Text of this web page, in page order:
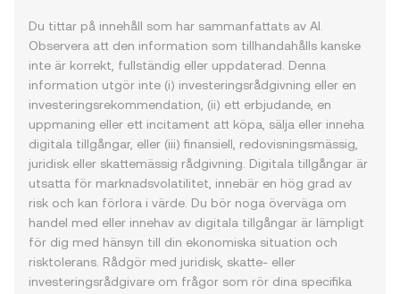
Du tittar på innehåll som har sammanfattats av AI.
Observera att den information som tillhandahålls kanske
inte är korrekt, fullständig eller uppdaterad. Denna
information utgör inte (i) investeringsrådgivning eller en
investeringsrekommendation, (ii) ett erbjudande, en
uppmaning eller ett incitament att köpa, sälja eller inneha
digitala tillgångar, eller (iii) finansiell, redovisningsmässig,
juridisk eller skattemässig rådgivning. Digitala tillgångar är
utsatta för marknadsvolatilitet, innebär en hög grad av
risk och kan förlora i värde. Du bör noga överväga om
handel med eller innehav av digitala tillgångar är lämpligt
för dig med hänsyn till din ekonomiska situation och
risktolerans. Rådgör med juridisk, skatte- eller
investeringsrådgivare om frågor som rör dina specifika